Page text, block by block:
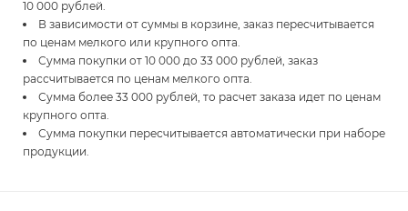
10 000 рублей.
В зависимости от суммы в корзине, заказ пересчитывается
по ценам мелкого или крупного опта.
Сумма покупки от 10 000 до 33 000 рублей, заказ
рассчитывается по ценам мелкого опта.
Сумма более 33 000 рублей, то расчет заказа идет по ценам
крупного опта.
Сумма покупки пересчитывается автоматически при наборе
продукции.